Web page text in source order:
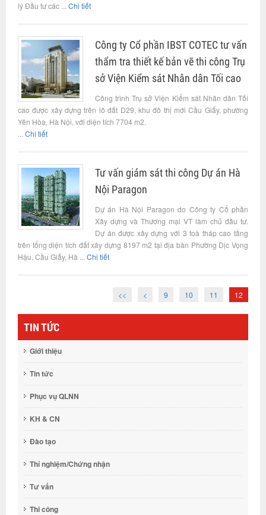
lý Đầu tư các ... Chi tiết
Công ty Cổ phần IBST COTEC tư vấn
thẩm tra thiết kế bản vẽ thi công Trụ
sở Viện Kiểm sát Nhân dân Tối cao
Công trình Trụ sở Viện Kiểm sát Nhân dân Tối
cao được xây dựng trên lô đất D29, khu đô thị mới Cầu Giấy, phường
Yên Hòa, Hà Nội, với diện tích 7704 m2.
... Chi tiết
Tư vấn giám sát thi công Dự án Hà
Nội Paragon
Dự án Hà Nội Paragon do Công ty Cổ phần
Xây dựng và Thương mại VT làm chủ đầu tư.
Dự án được xây dựng với 3 toà tháp cao tầng
trên tổng diện tích đất xây dựng 8197 m2 tại địa bàn Phường Dịc Vọng
Hậu, Cầu Giấy, Hà ... Chi tiết
<< < 9 10 11 12
TIN TỨC
Giới thiệu
Tin tức
Phục vụ QLNN
KH & CN
Đào tạo
Thí nghiệm/Chứng nhận
Tư vấn
Thi công